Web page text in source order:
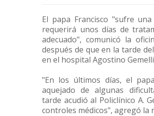
El papa Francisco "sufre
requerirá unos días de
adecuado", comunicó la
después de que en la tarde
en el hospital Agostino
"En los últimos días, el
aquejado de algunas
tarde acudió al Policlínico A.
controles médicos", agregó la